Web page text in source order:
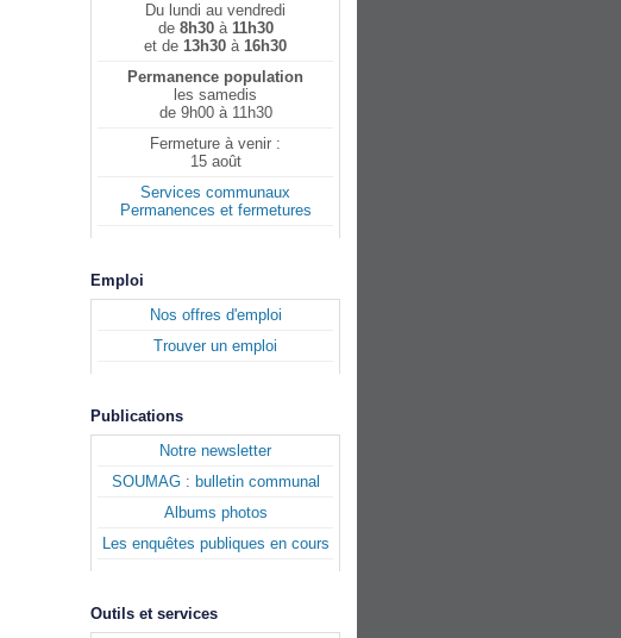
Du lundi au vendredi
de 8h30à 11h30
et de 13h30 à 16h30
Permanence population
les samedis
de 9h00 à 11h30
Fermeture à venir :
15 août
Services communaux
Permanences et fermetures
Emploi
Nos offres d'emploi
Trouver un emploi
Publications
Notre newsletter
SOUMAG : bulletin communal
Albums photos
Les enquêtes publiques en cours
Outils et services